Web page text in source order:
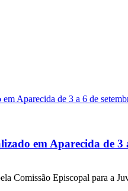
em Aparecida de 3
Comissão Episcopal para a